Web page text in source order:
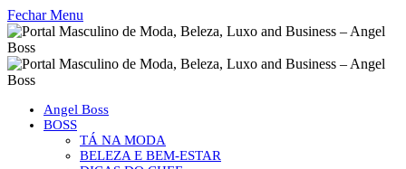
Fechar Menu
Angel Boss
BOSS
TÁ NA MODA
BELEZA E BEM-ESTAR